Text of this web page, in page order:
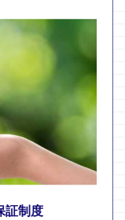
証制度